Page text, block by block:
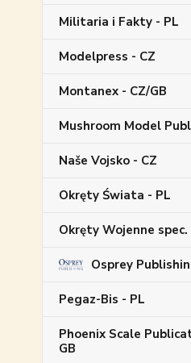
Militaria i Fakty - PL
Modelpress - CZ
Montanex - CZ/GB
Mushroom Model
Naše Vojsko - CZ
Okręty Świata - PL
Okręty Wojenne spec.
Osprey
Pegaz-Bis - PL
Phoenix Scale
GB